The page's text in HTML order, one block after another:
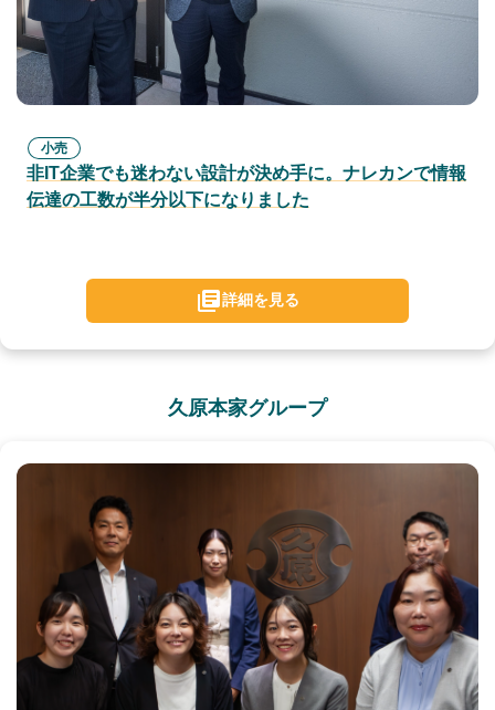
小売
非IT企業でも迷わない設計が決め手に。ナレカンで情報
伝達の工数が半分以下になりました
詳細を見る
久原本家グループ